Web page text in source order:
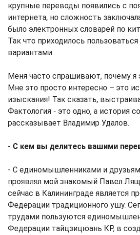
крупные переводы появились с
интернета, но сложность
было электронных словарей по
Так что приходилось
вариантами.
Меня часто спрашивают, почему я
Мне это просто интересно – это
изыскания! Так сказать,
Фактология - это одно, а история
рассказывает Владимир Удалов.
- С кем вы делитесь вашими
- С единомышленниками и
проявлял мой знакомый Павел
сейчас в Калининграде является
Федерации традиционного ушу.
трудами пользуются
Федерации тайцзицюань КР, в